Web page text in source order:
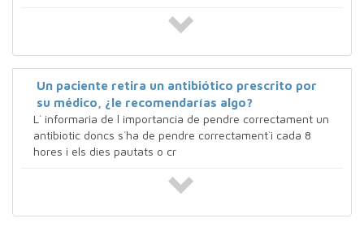
Un paciente retira un antibiótico prescrito por
su médico, ¿le recomendarías algo?
L` informaria de l importancia de pendre correctament un
antibiotic doncs s´ha de pendre correctament`i cada 8
hores i els dies pautats o cr